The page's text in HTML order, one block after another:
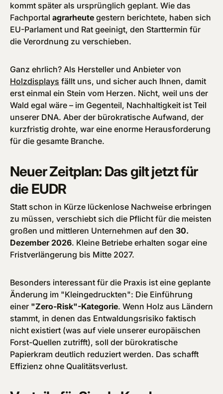
kommt später als ursprünglich geplant. Wie das
Fachportal agrarheute gestern berichtete, haben sich
EU-Parlament und Rat geeinigt, den Starttermin für
die Verordnung zu verschieben.
Ganz ehrlich? Als Hersteller und Anbieter von
Holzdisplays fällt uns, und sicher auch Ihnen, damit
erst einmal ein Stein vom Herzen. Nicht, weil uns der
Wald egal wäre – im Gegenteil, Nachhaltigkeit ist Teil
unserer DNA. Aber der bürokratische Aufwand, der
kurzfristig drohte, war eine enorme Herausforderung
für die gesamte Branche.
Neuer Zeitplan: Das gilt jetzt für
die EUDR
Statt schon in Kürze lückenlose Nachweise erbringen
zu müssen, verschiebt sich die Pflicht für die meisten
großen und mittleren Unternehmen auf den 30.
Dezember 2026. Kleine Betriebe erhalten sogar eine
Fristverlängerung bis Mitte 2027.
Besonders interessant für die Praxis ist eine geplante
Änderung im "Kleingedruckten": Die Einführung
einer "Zero-Risk"-Kategorie. Wenn Holz aus Ländern
stammt, in denen das Entwaldungsrisiko faktisch
nicht existiert (was auf viele unserer europäischen
Forst-Quellen zutrifft), soll der bürokratische
Papierkram deutlich reduziert werden. Das schafft
Effizienz ohne Qualitätsverlust.